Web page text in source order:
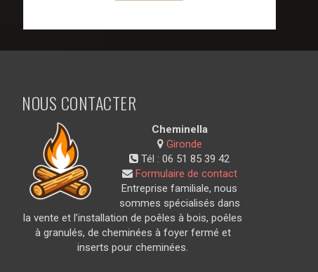
NOUS CONTACTER
Cheminella
Gironde
Tél :06 51 85 39 42
Formulaire de contact
Entreprise familiale, nous
sommes spécialisés dans
la vente et l’installation de poêles à bois, poêles
à granulés, de cheminées à foyer fermé et
inserts pour cheminées.